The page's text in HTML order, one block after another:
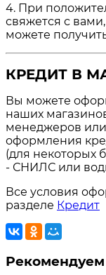
4. При
свяжется с
можете
КРЕДИТ В
Вы можете
наших
менеджеров или
оформления
(для некоторых
- СНИЛС или
Все условия
разделе Кредит
Рекомендуем